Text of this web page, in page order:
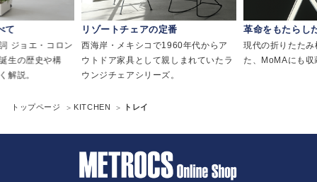
て
ジョエ・コロン
生の歴史や構
解説。
リゾートチェアの定番
西海岸・メキシコで1960年代からア
ウトドア家具として親しまれていたラ
ウンジチェアシリーズ。
革命をもたらし
現代の折りたた
た、MoMAにも収
トップページ KITCHEN トレイ